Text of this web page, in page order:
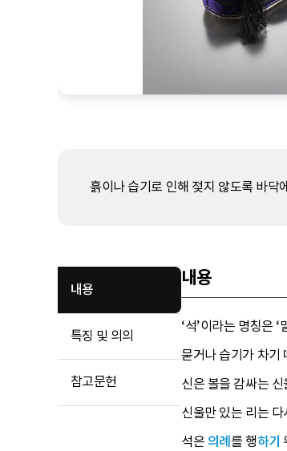
흙이나 습기로 인해 젖지 않도록 바닥
내용
특징 및 의의
참고문헌
내용
‘석’이라는 명칭은
묻거나 습기가 차
신은 볼을 감싸는
신울만 있는 리는
석은의례를 행하기